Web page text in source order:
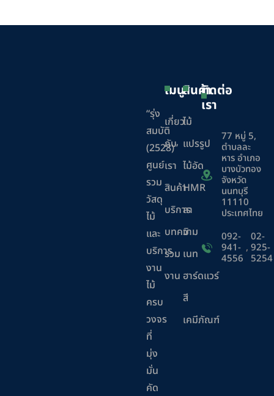
“รุ่ง
สมบัติ
(2528)”
ศูนย์
รวม
วัสดุ
ไม้
และ
บริการ
งาน
ไม้
ครบ
วงจร
ที่
มุ่ง
มั่น
คัด
เมนู
เกี่ยว
กับ
เรา
สินค้า
บริการ
บทความ
ร่วม
งาน
สินค้า
ไม้
แปรรูป
ไม้อัด
HMR
ลา
มิ
เนท
ฮาร์ดแวร์
สี
เคมีภัณฑ์
ติดต่อ
เรา
77 หมู่ 5,
ตำบลละ
หาร อำเภอ
บางบัวทอง
จังหวัด
นนทบุรี
11110
ประเทศไทย
092-
941-
4556
,
02-
925-
5254